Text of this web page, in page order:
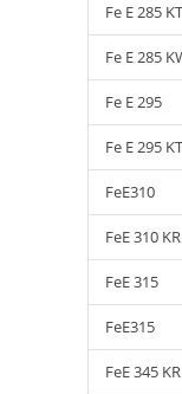
Fe E 285 KT
Fe E 285
Fe E 295
Fe E 295 KT
FeE310
FeE 310 KR
FeE 315
FeE315
FeE 345 KR